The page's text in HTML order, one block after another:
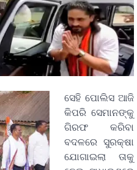
ସେହି ପୋଲିସ ଆଜି
କିପରି ସେମାନଙ୍କୁ
ଗିରଫ କରିବା
ବଦଳରେ ସୁରକ୍ଷା
ଯୋଗାଇଲା ତାକୁ